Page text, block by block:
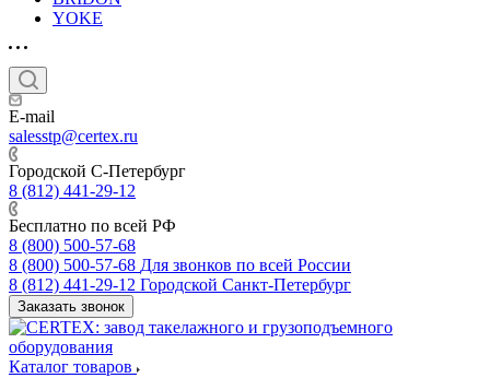
YOKE
E-mail
salesstp@certex.ru
Городской С-Петербург
8 (812) 441-29-12
Бесплатно по всей РФ
8 (800) 500-57-68
8 (800) 500-57-68 Для звонков по всей России
8 (812) 441-29-12 Городской Санкт-Петербург
Заказать звонок
Каталог товаров